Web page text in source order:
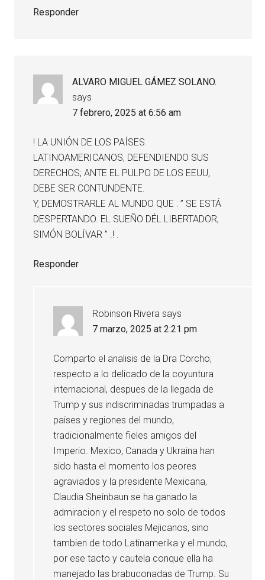
Responder
ALVARO MIGUEL GÁMEZ SOLANO.
says
7 febrero, 2025 at 6:56 am
! LA UNIÓN DE LOS PAÍSES
LATINOAMERICANOS, DEFENDIENDO SUS
DERECHOS; ANTE EL PULPO DE LOS EEUU,
DEBE SER CONTUNDENTE.
Y, DEMOSTRARLE AL MUNDO QUE : ” SE ESTÁ
DESPERTANDO. EL SUEÑO DÉL LIBERTADOR,
SIMÓN BOLÍVAR ” .! .
Responder
Robinson Rivera says
7 marzo, 2025 at 2:21 pm
Comparto el analisis de la Dra Corcho,
respecto a lo delicado de la coyuntura
internacional, despues de la llegada de
Trump y sus indiscriminadas trumpadas a
paises y regiones del mundo,
tradicionalmente fieles amigos del
Imperio. Mexico, Canada y Ukraina han
sido hasta el momento los peores
agraviados y la presidente Mexicana,
Claudia Sheinbaun se ha ganado la
admiracion y el respeto no solo de todos
los sectores sociales Mejicanos, sino
tambien de todo Latinamerika y el mundo,
por ese tacto y cautela conque ella ha
manejado las brabuconadas de Trump. Su